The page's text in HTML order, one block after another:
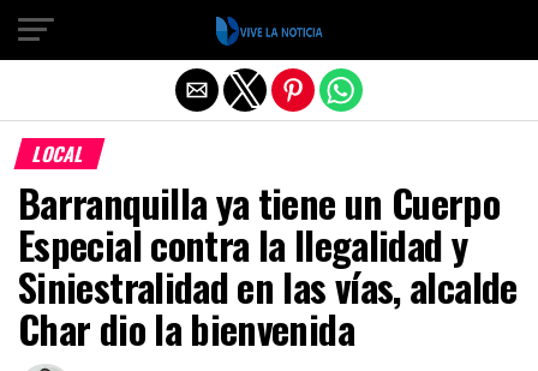
LOCAL
Barranquilla ya tiene un Cuerpo
Especial contra la Ilegalidad y
Siniestralidad en las vías, alcalde
Char dio la bienvenida
Salir de la versión móvil